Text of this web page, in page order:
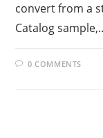
convert from a
Catalog
0 COMMENTS